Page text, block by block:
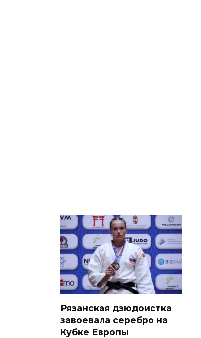
Рязанская дзюдоистка
завоевала серебро на
Кубке Европы